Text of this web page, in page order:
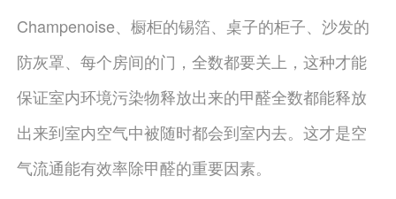
Champenoise、橱柜的锡箔、桌子的柜子、沙发的
防灰罩、每个房间的门，全数都要关上，这种才能
保证室内环境污染物释放出来的甲醛全数都能释放
出来到室内空气中被随时都会到室内去。这才是空
气流通能有效率除甲醛的重要因素。